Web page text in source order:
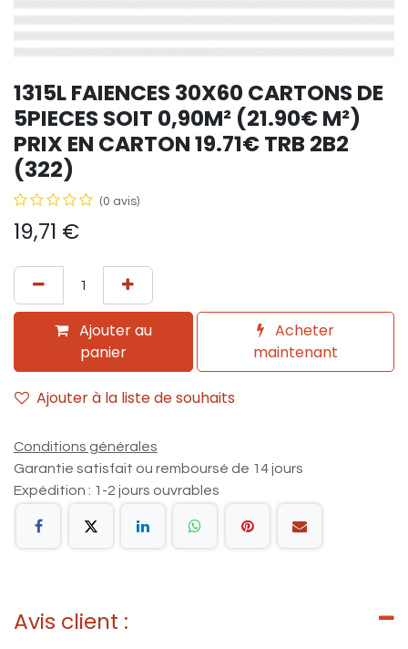
1315L FAIENCES 30X60 CARTONS DE
5PIECES SOIT 0,90M² (21.90€ M²)
PRIX EN CARTON 19.71€ TRB 2B2
(322)
(0 avis)
19,71 €
Ajouter au
panier
Acheter
maintenant
Ajouter à la liste de souhaits
Conditions générales
Garantie satisfait ou remboursé de 14 jours
Expédition : 1-2 jours ouvrables
Avis client :